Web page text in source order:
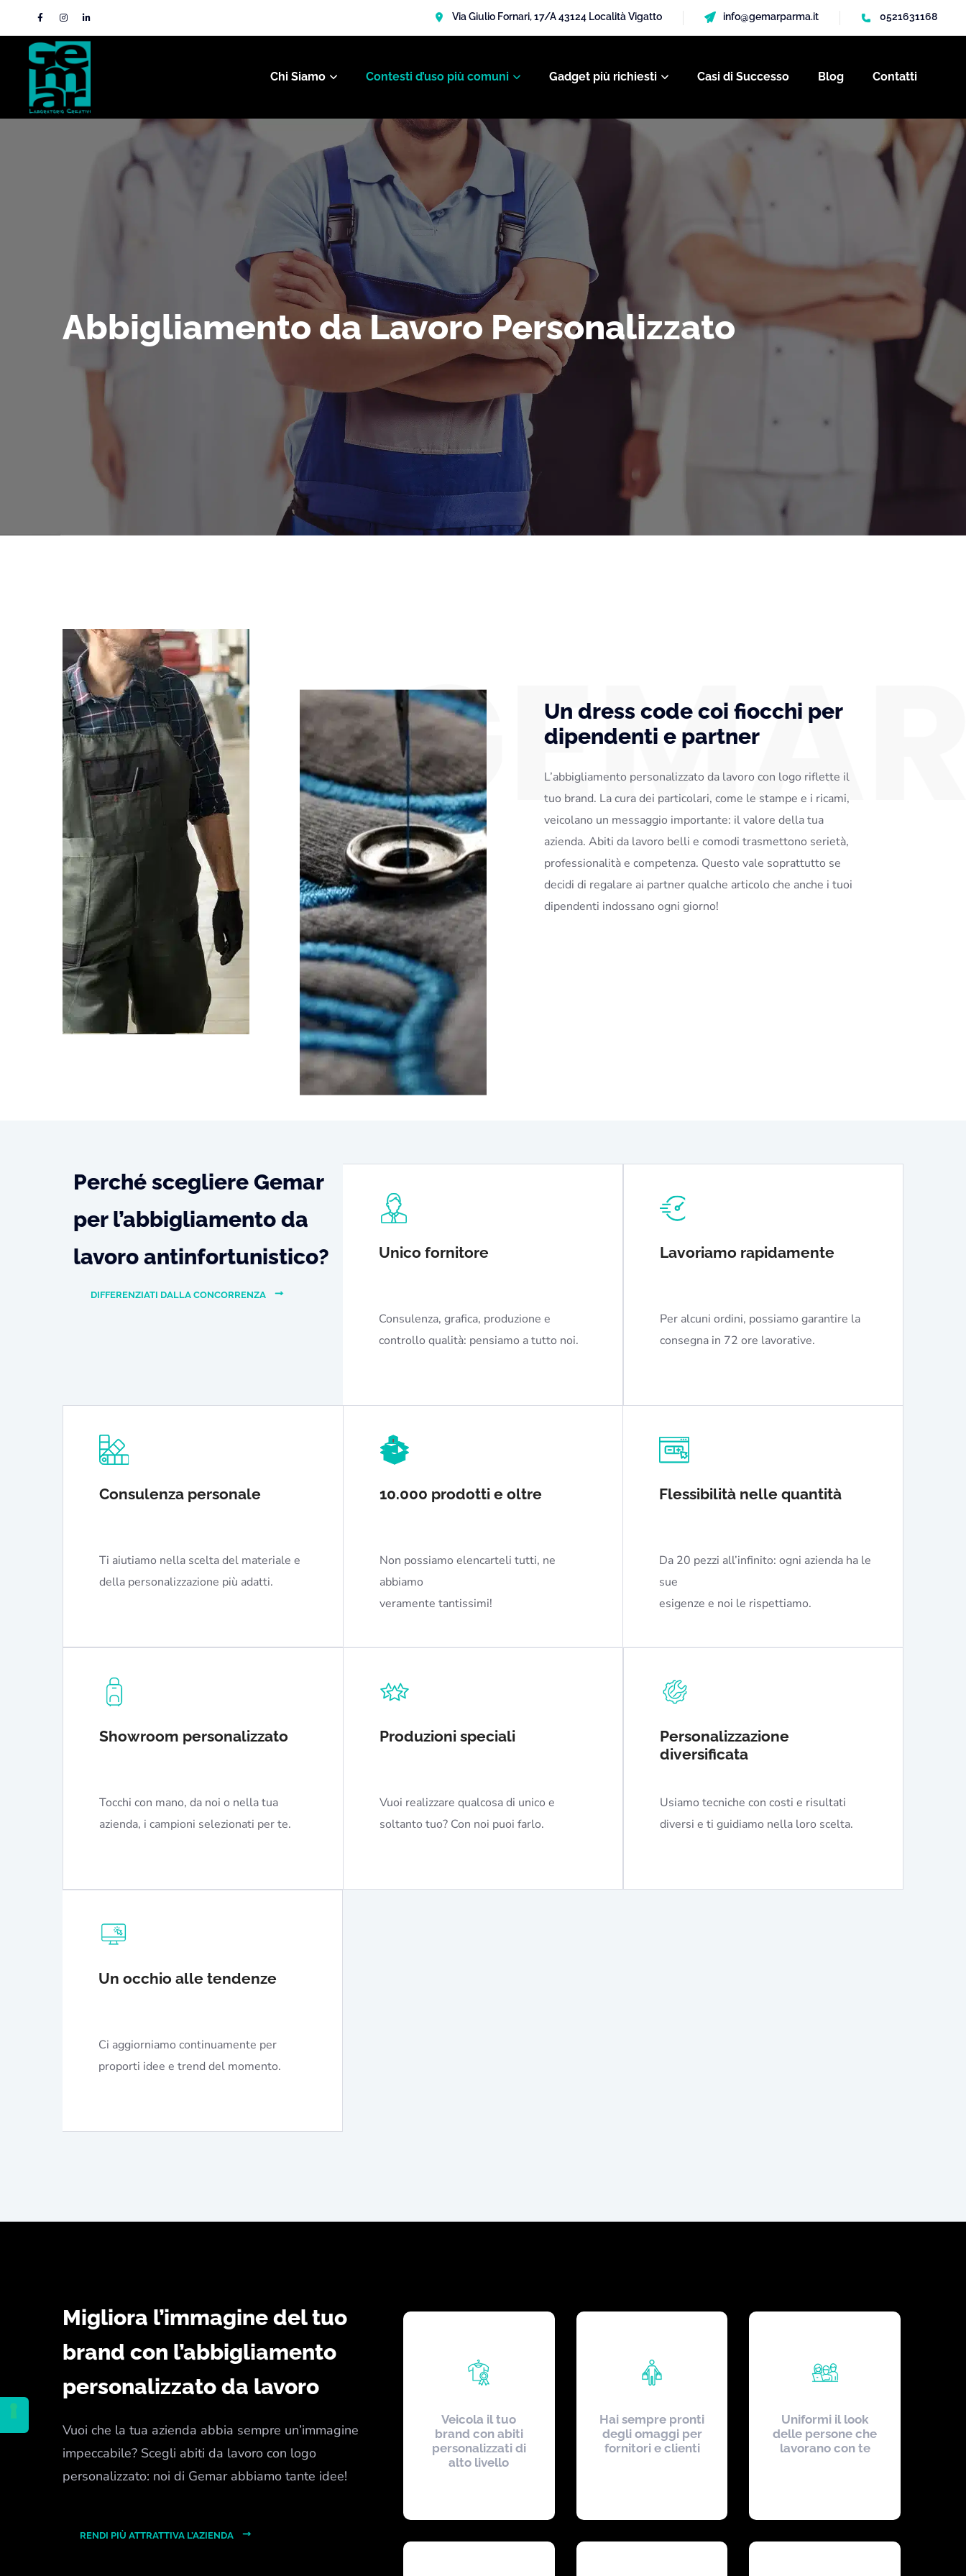
Via Giulio Fornari, 17/A 43124 Località Vigatto info@gemarparma.it 0521631168
Chi Siamo Contesti d’uso più comuni Gadget più richiesti Casi di Successo Blog Contatti
Abbigliamento da Lavoro Personalizzato
Un dress code coi fiocchi per
dipendenti e partner
L’abbigliamento personalizzato da lavoro con logo riflette il
tuo brand. La cura dei particolari, come le stampe e i ricami,
veicolano un messaggio importante: il valore della tua
azienda. Abiti da lavoro belli e comodi trasmettono serietà,
professionalità e competenza. Questo vale soprattutto se
decidi di regalare ai partner qualche articolo che anche i tuoi
dipendenti indossano ogni giorno!
Perché scegliere Gemar
per l’abbigliamento da
lavoro antinfortunistico?
DIFFERENZIATI DALLA CONCORRENZA
Unico fornitore
Consulenza, grafica, produzione e
controllo qualità: pensiamo a tutto noi.
Lavoriamo rapidamente
Per alcuni ordini, possiamo garantire la
consegna in 72 ore lavorative.
Consulenza personale
Ti aiutiamo nella scelta del materiale e
della personalizzazione più adatti.
10.000 prodotti e oltre
Non possiamo elencarteli tutti, ne
abbiamo
veramente tantissimi!
Flessibilità nelle quantità
Da 20 pezzi all’infinito: ogni azienda ha le
sue
esigenze e noi le rispettiamo.
Showroom personalizzato
Tocchi con mano, da noi o nella tua
azienda, i campioni selezionati per te.
Produzioni speciali
Vuoi realizzare qualcosa di unico e
soltanto tuo? Con noi puoi farlo.
Personalizzazione
diversificata
Usiamo tecniche con costi e risultati
diversi e ti guidiamo nella loro scelta.
Un occhio alle tendenze
Ci aggiorniamo continuamente per
proporti idee e trend del momento.
Migliora l’immagine del tuo
brand con l’abbigliamento
personalizzato da lavoro
Vuoi che la tua azienda abbia sempre un’immagine
impeccabile? Scegli abiti da lavoro con logo
personalizzato: noi di Gemar abbiamo tante idee!
RENDI PIÙ ATTRATTIVA L’AZIENDA
Veicola il tuo
brand con abiti
personalizzati di
alto livello
Hai sempre pronti
degli omaggi per
fornitori e clienti
Uniformi il look
delle persone che
lavorano con te